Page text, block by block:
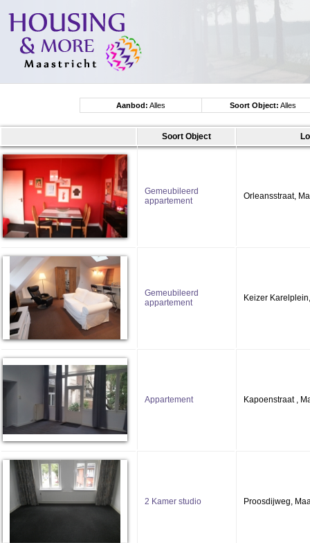
Aanbod: Alles Soort Object: Alles
Soort Object
Gemeubileerd
appartement
Orleansstraat,
Gemeubileerd
appartement
Keizer
Appartement Kapoenstraat ,
2 Kamer studio Proosdijweg,